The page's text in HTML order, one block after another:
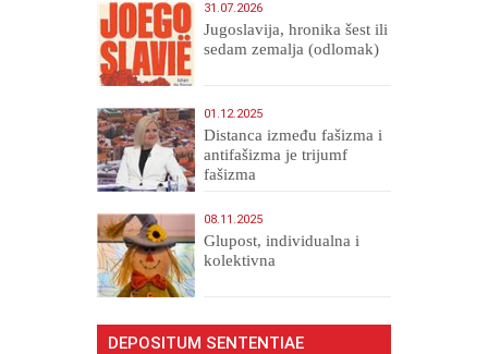
31.07.2026
Jugoslavija, hronika šest ili
sedam zemalja (odlomak)
01.12.2025
Distanca između fašizma i
antifašizma je trijumf
fašizma
08.11.2025
Glupost, individualna i
kolektivna
DEPOSITUM SENTENTIAE